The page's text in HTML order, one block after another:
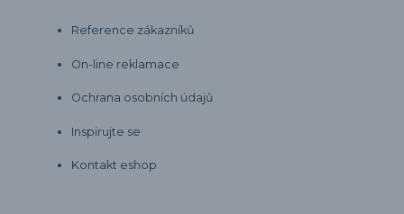
Reference zákazníků
On-line reklamace
Ochrana osobních údajů
Inspirujte se
Kontakt eshop